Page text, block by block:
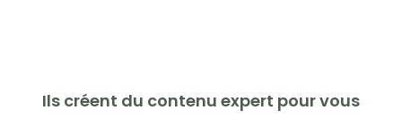
Ils créent du contenu expert pour vous